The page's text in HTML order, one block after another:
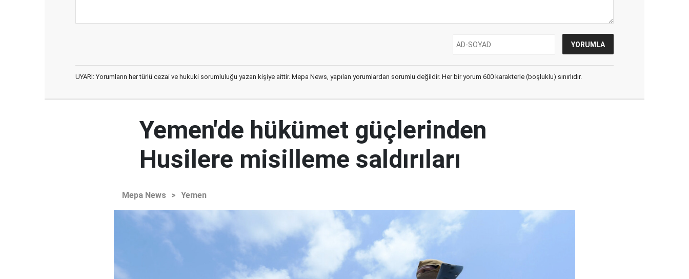
UYARI: Yorumların her türlü cezai ve hukuki sorumluluğu yazan kişiye aittir. Mepa News, yapılan yorumlardan sorumlu değildir. Her bir yorum 600 karakterle (boşluklu) sınırlıdır.
Yemen'de hükümet güçlerinden
Husilere misilleme saldırıları
Mepa News > Yemen